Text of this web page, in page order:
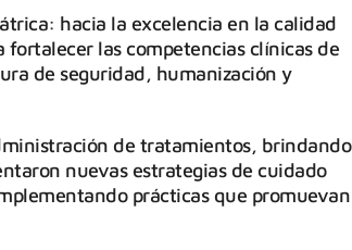
hacia la excelencia en la calidad
fortalecer las competencias clínicas de
de seguridad, humanización y
de tratamientos, brindando
nuevas estrategias de cuidado
prácticas que promuevan